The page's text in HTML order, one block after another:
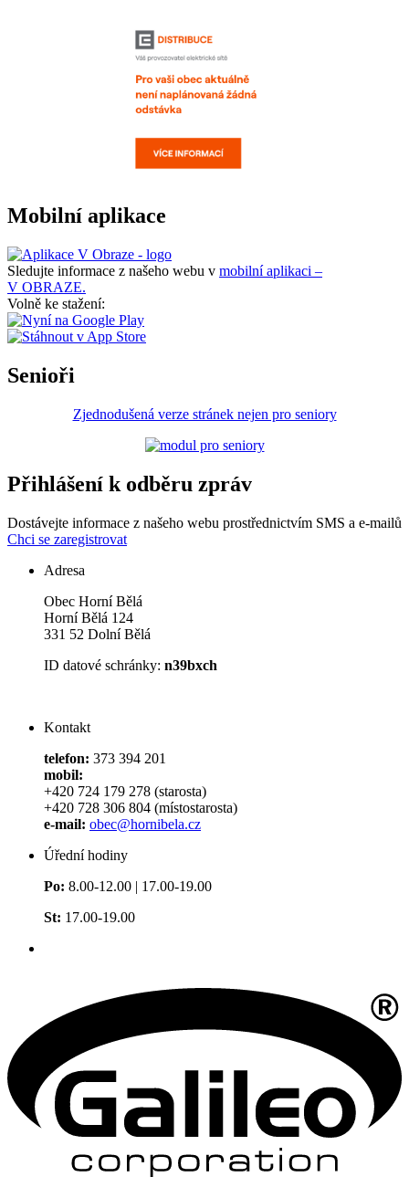
Mobilní aplikace
Sledujte informace z našeho webu v mobilní aplikaci –
V OBRAZE.
Volně ke stažení:
Senioři
Zjednodušená verze stránek nejen pro seniory
Přihlášení k odběru zpráv
Dostávejte informace z našeho webu prostřednictvím SMS a e-mailů
Chci se zaregistrovat
Adresa
Obec Horní Bělá
Horní Bělá 124
331 52 Dolní Bělá
ID datové schránky: n39bxch
Kontakt
telefon: 373 394 201
mobil:
+420 724 179 278 (starosta)
+420 728 306 804 (místostarosta)
e-mail: obec@hornibela.cz
Úřední hodiny
Po: 8.00-12.00 | 17.00-19.00
St: 17.00-19.00